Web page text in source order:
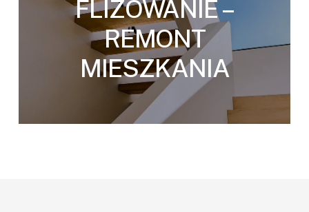
FLIZOWANIE –
REMONT
MIESZKANIA